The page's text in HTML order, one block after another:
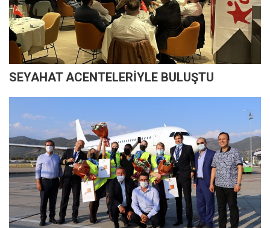
SEYAHAT ACENTELERİYLE BULUŞTU